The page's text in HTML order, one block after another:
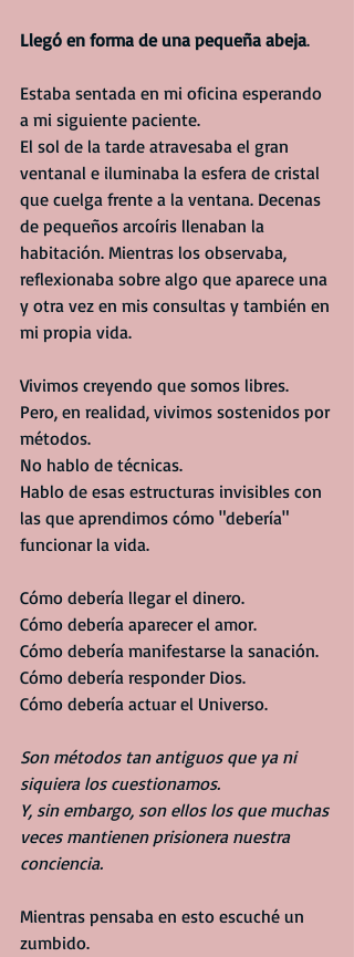
Llegó en forma de una pequeña abeja.
Estaba sentada en mi oficina esperando
a mi siguiente paciente.
El sol de la tarde atravesaba el gran
ventanal e iluminaba la esfera de cristal
que cuelga frente a la ventana. Decenas
de pequeños arcoíris llenaban la
habitación. Mientras los observaba,
reflexionaba sobre algo que aparece una
y otra vez en mis consultas y también en
mi propia vida.
Vivimos creyendo que somos libres.
Pero, en realidad, vivimos sostenidos por
métodos.
No hablo de técnicas.
Hablo de esas estructuras invisibles con
las que aprendimos cómo "debería"
funcionar la vida.
Cómo debería llegar el dinero.
Cómo debería aparecer el amor.
Cómo debería manifestarse la sanación.
Cómo debería responder Dios.
Cómo debería actuar el Universo.
Son métodos tan antiguos que ya ni
siquiera los cuestionamos.
Y, sin embargo, son ellos los que muchas
veces mantienen prisionera nuestra
conciencia.
Mientras pensaba en esto escuché un
zumbido.